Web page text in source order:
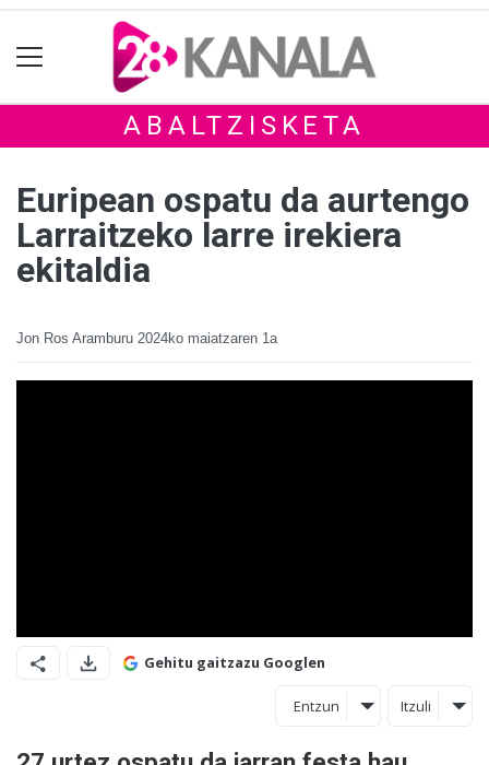
ABALTZISKETA
Euripean ospatu da aurtengo
Larraitzeko larre irekiera
ekitaldia
Jon Ros Aramburu 2024ko maiatzaren 1a
Gehitu gaitzazu Googlen
Entzun Itzuli